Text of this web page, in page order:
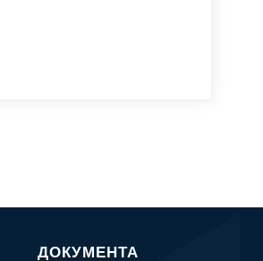
ДОКУМЕНТА